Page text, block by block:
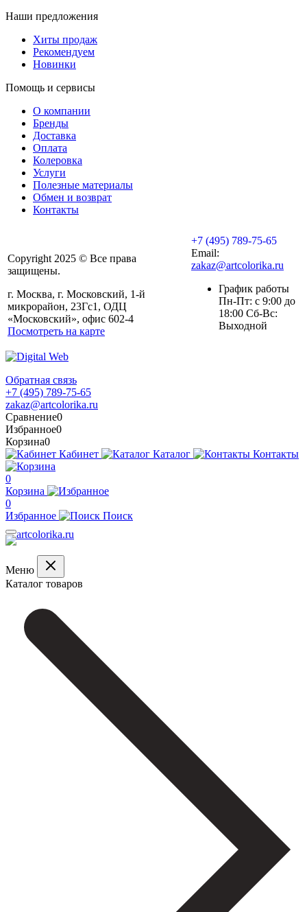
Наши предложения
Хиты продаж
Рекомендуем
Новинки
Помощь и сервисы
О компании
Бренды
Доставка
Оплата
Колеровка
Услуги
Полезные материалы
Обмен и возврат
Контакты
Copyright 2025 © Все права
защищены.
г. Москва, г. Московский, 1-й
микрорайон, 23Гс1, ОДЦ
«Московский», офис 602-4
Посмотреть на карте
+7 (495) 789-75-65
Email:
zakaz@artcolorika.ru
График работы
Пн-Пт: с 9:00 до
18:00 Сб-Вс:
Выходной
Обратная связь
+7 (495) 789-75-65
zakaz@artcolorika.ru
Сравнение0
Избранное0
Корзина0
Кабинет
Каталог Контакты
0
Корзина
0
Избранное
Поиск
Меню
Каталог товаров